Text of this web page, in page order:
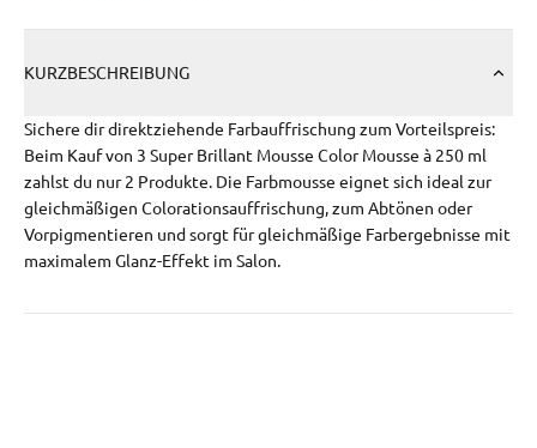
KURZBESCHREIBUNG
Sichere dir direktziehende Farbauffrischung zum Vorteilspreis:
Beim Kauf von 3 Super Brillant Mousse Color Mousse à 250 ml
zahlst du nur 2 Produkte. Die Farbmousse eignet sich ideal zur
gleichmäßigen Colorationsauffrischung, zum Abtönen oder
Vorpigmentieren und sorgt für gleichmäßige Farbergebnisse mit
maximalem Glanz-Effekt im Salon.